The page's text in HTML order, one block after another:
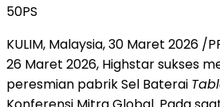
50PS
KULIM, Malaysia, 30 Maret 2026 /
26 Maret 2026, Highstar sukses
peresmian pabrik Sel Baterai